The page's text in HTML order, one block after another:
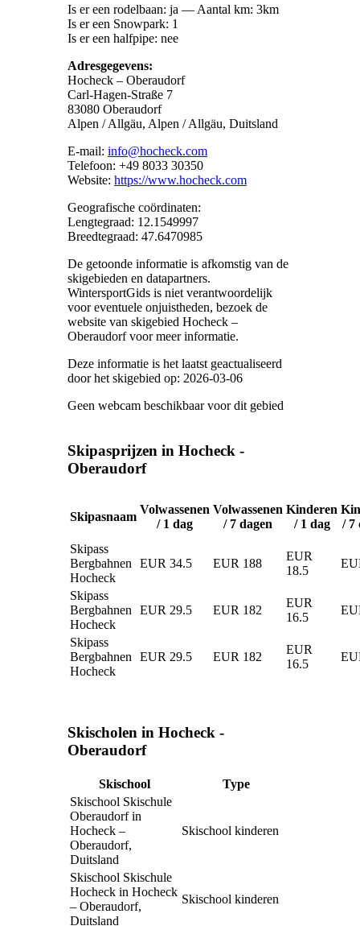
Is er een rodelbaan: ja — Aantal km: 3km
Is er een Snowpark: 1
Is er een halfpipe: nee
Adresgegevens:
Hocheck – Oberaudorf
Carl-Hagen-Straße 7
83080 Oberaudorf
Alpen / Allgäu, Alpen / Allgäu, Duitsland
E-mail: info@hocheck.com
Telefoon: +49 8033 30350
Website: https://www.hocheck.com
Geografische coördinaten:
Lengtegraad: 12.1549997
Breedtegraad: 47.6470985
De getoonde informatie is afkomstig van de
skigebieden en datapartners.
WintersportGids is niet verantwoordelijk
voor eventuele onjuistheden, bezoek de
website van skigebied Hocheck –
Oberaudorf voor meer informatie.
Deze informatie is het laatst geactualiseerd
door het skigebied op: 2026-03-06
Geen webcam beschikbaar voor dit gebied
Skipasprijzen in Hocheck -
Oberaudorf
Skipasnaam
Volwassenen
/ 1 dag
Volwassenen
/ 7 dagen
Kinderen
/ 1 dag
/ 7
Skipass
Bergbahnen
Hocheck
EUR 34.5 EUR 188
EUR
18.5
Skipass
Bergbahnen
Hocheck
EUR 29.5 EUR 182
EUR
16.5
Skipass
Bergbahnen
Hocheck
EUR 29.5 EUR 182
EUR
16.5
Skischolen in Hocheck -
Oberaudorf
Skischool
Type
Skischool Skischule
Oberaudorf in
Hocheck –
Oberaudorf,
Duitsland
Skischool kinderen
Skischool Skischule
Hocheck in Hocheck
– Oberaudorf,
Duitsland
Skischool kinderen